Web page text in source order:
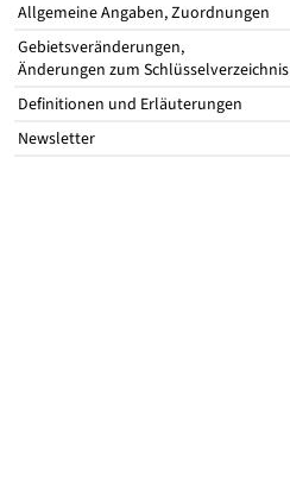
Allgemeine Angaben, Zuordnungen
Gebietsveränderungen,
Änderungen zum Schlüsselverzeichnis
Definitionen und Erläuterungen
Newsletter